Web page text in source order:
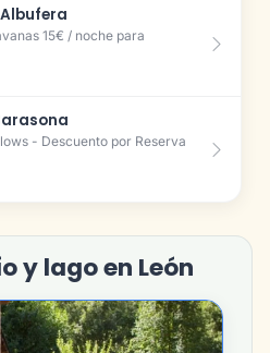
15€ / noche para
- Descuento por Reserva
y lago en León